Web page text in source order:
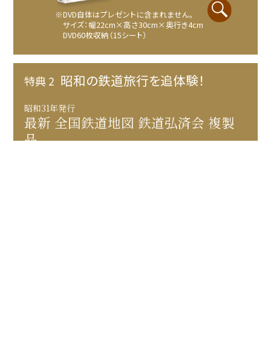
※DVD自体はプレゼントに含まれません。
サイズ：幅22cm×高さ30cm×奥行き4cm
DVD60枚収納（15シート）
特典 2 昭和の鉄道旅行を追体験！
昭和31年発行
最新 全国鉄道地図 鉄道弘済会 複製
品